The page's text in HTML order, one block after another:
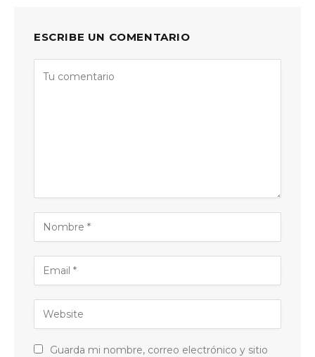
ESCRIBE UN COMENTARIO
Guarda mi nombre, correo electrónico y sitio